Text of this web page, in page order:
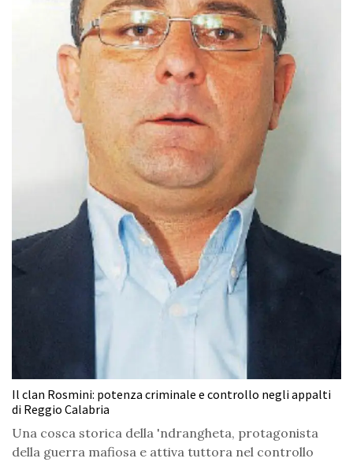
Il clan Rosmini: potenza criminale e controllo negli appalti
di Reggio Calabria
Una cosca storica della 'ndrangheta, protagonista
della guerra mafiosa e attiva tuttora nel controllo